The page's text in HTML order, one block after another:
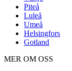
Piteå
Luleå
Umeå
Helsingfors
Gotland
MER OM OSS